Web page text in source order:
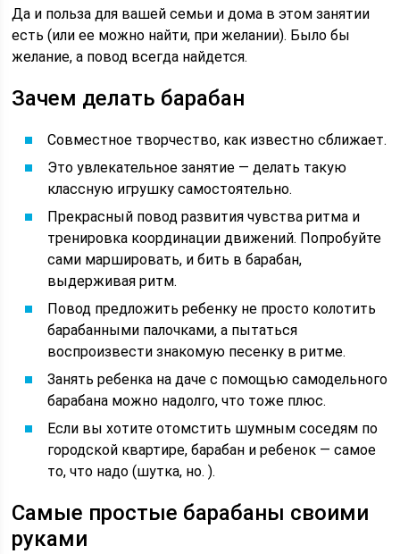
Да и польза для вашей семьи и дома в этом занятии
есть (или ее можно найти, при желании). Было бы
желание, а повод всегда найдется.
Зачем делать барабан
Совместное творчество, как известно сближает.
Это увлекательное занятие — делать такую
классную игрушку самостоятельно.
Прекрасный повод развития чувства ритма и
тренировка координации движений. Попробуйте
сами маршировать, и бить в барабан,
выдерживая ритм.
Повод предложить ребенку не просто колотить
барабанными палочками, а пытаться
воспроизвести знакомую песенку в ритме.
Занять ребенка на даче с помощью самодельного
барабана можно надолго, что тоже плюс.
Если вы хотите отомстить шумным соседям по
городской квартире, барабан и ребенок — самое
то, что надо (шутка, но. ).
Самые простые барабаны своими
руками